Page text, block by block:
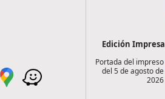
Edición Impresa
Portada del impreso
del 5 de agosto de
2026